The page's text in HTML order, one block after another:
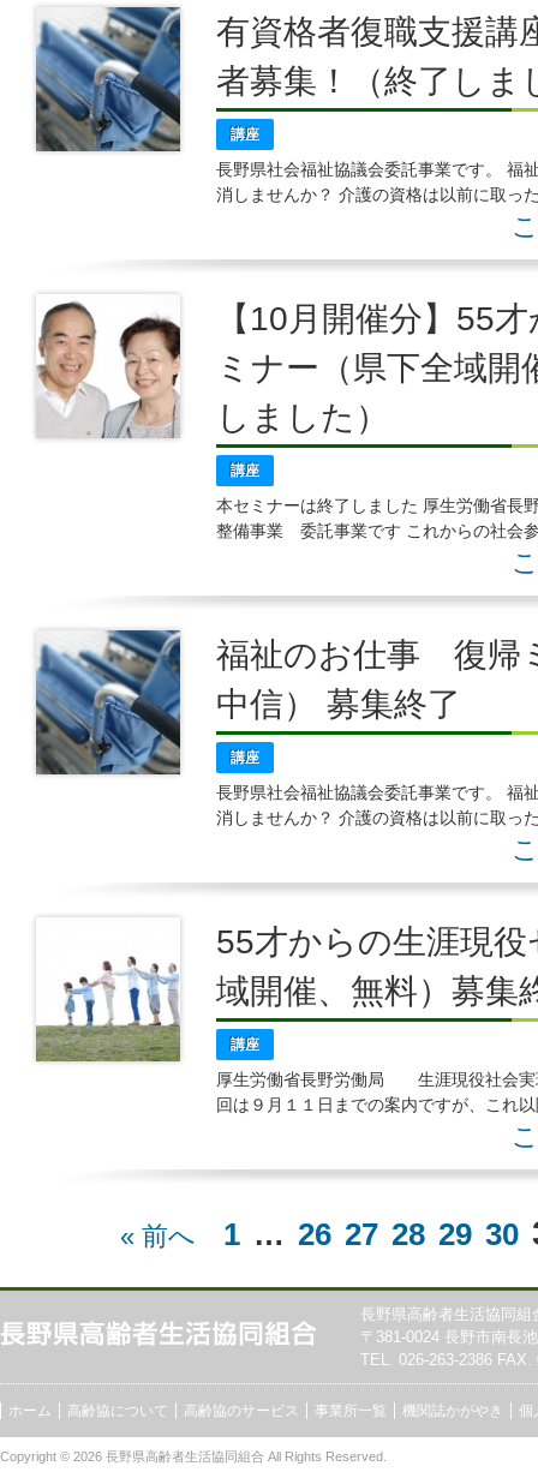
有資格者復職支援講
者募集！（終了しま
講座
長野県社会福祉協議会委託事業です。 福
消しませんか？ 介護の資格は以前に取っ
ない方、以前にお勤めして いたけれど、
【10月開催分】55
ミナー（県下全域開
しました）
講座
本セミナーは終了しました 厚生労働省
整備事業 委託事業です これからの社会
ナーを開催します ５５才以上の方を対象
福祉のお仕事 復帰
中信） 募集終了
講座
長野県社会福祉協議会委託事業です。 福
消しませんか？ 介護の資格は以前に取っ
ない方、以前にお勤めして いたけれど、
55才からの生涯現
域開催、無料）募集
講座
厚生労働省長野労働局 生涯現役社会
回は９月１１日までの案内ですが、これ
市 など県内各地で開催を予定しています
« 前へ 1 … 26 27 28 29 30
長野県高齢者生活協同組
〒381-0024 長野市南長
TEL. 026-263-2386 FAX.
ホーム 高齢協について 高齢協のサービス 事業所一覧 機関誌かがやき 個
Copyright © 2026 長野県高齢者生活協同組合 All Rights Reserved.